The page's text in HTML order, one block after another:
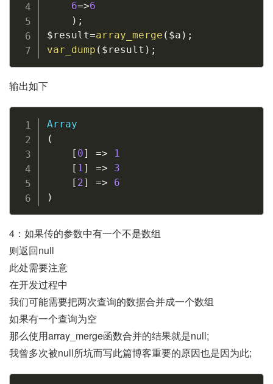
6=>6
) ;
$result=array_merge ( $a ) ;
var_dump ( $result ) ;
输出如下
Array
(
[ 0] =>
1
[ 1] =>
3
[ 2] =>
6
)
4：如果传的参数中有一个不是数组
则返回null
此处需要注意
在开发过程中
我们可能需要把两次查询的数据合并成一个数组
如果有一个查询为空
那么使用array_merge函数合并的结果就是null;
我曾多次被null所坑而写此篇博客重要的原因也是因为此;